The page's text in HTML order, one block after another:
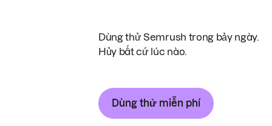
Dùng thử Semrush trong bảy ngày.
Hủy bất cứ lúc nào.
Dùng thử miễn phí